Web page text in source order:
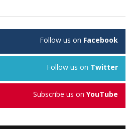
Follow us on Facebook
Follow us on Twitter
Subscribe us onYouTube